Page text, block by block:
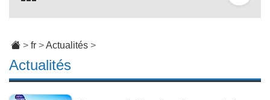
Actualités
> fr >Actualités >